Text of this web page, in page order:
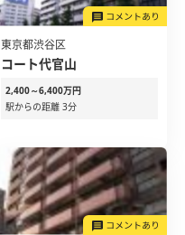
東京都渋谷区
コート代官山
2,400～6,400万円
駅からの距離 3分